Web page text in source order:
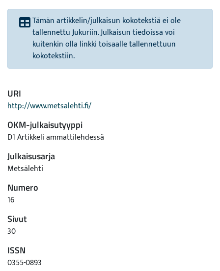
Tämän artikkelin/julkaisun kokotekstiä ei ole
tallennettu Jukuriin. Julkaisun tiedoissa voi
kuitenkin olla linkki toisaalle tallennettuun
kokotekstiin.
URI
http://www.metsalehti.fi/
OKM-julkaisutyyppi
D1 Artikkeli ammattilehdessä
Julkaisusarja
Metsälehti
Numero
16
Sivut
30
ISSN
0355-0893